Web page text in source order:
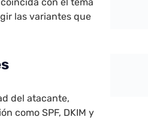
las variantes que
del atacante,
como SPF, DKIM y